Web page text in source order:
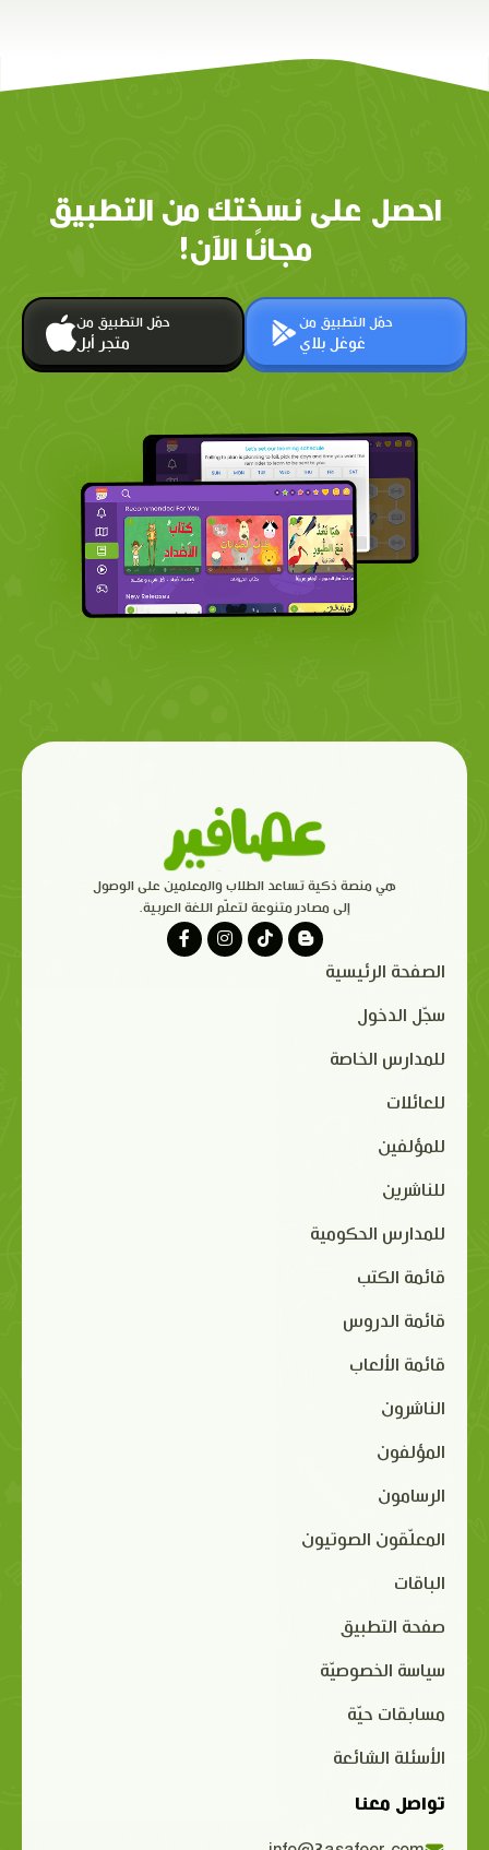
احصل على نسختك من التطبيق
مجانًا الآن!
حمّل التطبيق من
متجر أبل
حمّل التطبيق من
غوغل بلاي
هي منصة ذكية تساعد الطلاب والمعلمين على الوصول
إلى مصادر متنوعة لتعلّم اللغة العربية.
الصفحة الرئيسية
سجّل الدخول
للمدارس الخاصة
للعائلات
للمؤلفين
للناشرين
للمدارس الحكومية
قائمة الكتب
قائمة الدروس
قائمة الألعاب
الناشرون
المؤلفون
الرسامون
المعلّقون الصوتيون
الباقات
صفحة التطبيق
سياسة الخصوصيّة
مسابقات حيّة
الأسئلة الشائعة
تواصل معنا